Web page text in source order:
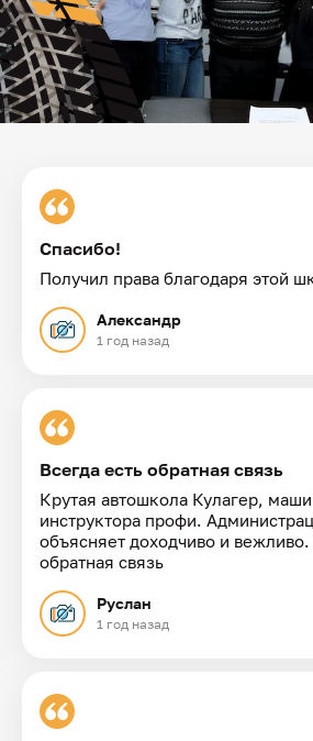
Спасибо!
Получил права благодаря этой
Александр
1 год назад
Всегда есть обратная связь
Крутая автошкола Кулагер,
инструктора профи.
объясняет доходчиво и вежливо.
обратная связь
Руслан
1 год назад